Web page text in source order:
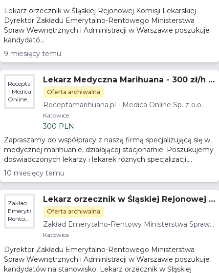
i
Administracji
Lekarz orzecznik w Śląskiej Rejonowej Komisji Lekarskiej
Dyrektor Zakładu Emerytalno-Rentowego Ministerstwa
Spraw Wewnętrznych i Administracji w Warszawie poszukuje
kandydató...
9 miesięcy temu
Receptamarihuana.pl
- Medica
Online
Sp. z
Lekarz Medyczna Marihuana - 300 zł/h -
Gwarancja godzin
Oferta archiwalna
Receptamarihuana.pl - Medica Online Sp. z o.o.
Katowice
300 PLN
Zapraszamy do współpracy z naszą firmą specjalizującą się w
medycznej marihuanie, działającej stacjonarnie. Poszukujemy
doświadczonych lekarzy i lekarek różnych specjalizacji,...
10 miesięcy temu
Zakład
Emerytalno-
Rentowy
Ministerstwa
i
Administracji
Lekarz orzecznik w Śląskiej Rejonowej K
omisji Lekarskiej
Oferta archiwalna
Zakład Emerytalno-Rentowy Ministerstwa Spraw
Wewnętrznych i Administracji
Katowice
Dyrektor Zakładu Emerytalno-Rentowego Ministerstwa
Spraw Wewnętrznych i Administracji w Warszawie poszukuje
kandydatów na stanowisko: Lekarz orzecznik w Śląskiej